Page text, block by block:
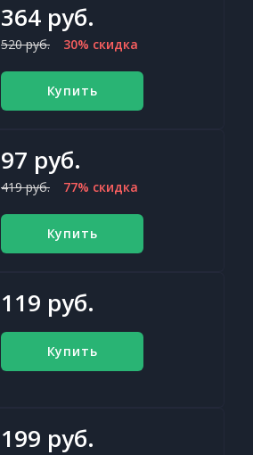
364 руб.
520 руб. 30% скидка
Купить
97 руб.
419 руб. 77% скидка
Купить
119 руб.
Купить
199 руб.